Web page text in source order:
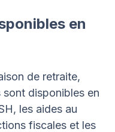
en
de retraite,
disponibles en
les aides au
fiscales et les